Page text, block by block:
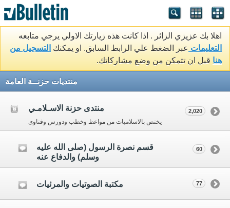
اهلا بك عزيزي الزائر . اذا كانت هذه زيارتك الاولي يرجي متابعه
التعليمات عبر الضغط علي الرابط السابق. او يمكنك التسجيل من
هنا قبل ان تتمكن من وضع مشاركاتك.
منتديات حزنــة العامة
منتدى حزنة الاسـلامـي
يختص بالاسلاميات من مواعظ وخطب ودورس وفتاوى
2,020
قسم نصرة الرسول (صلى الله عليه
وسلم) والدفاع عنه
60
مكتبة الصوتيات والمرئيات 77